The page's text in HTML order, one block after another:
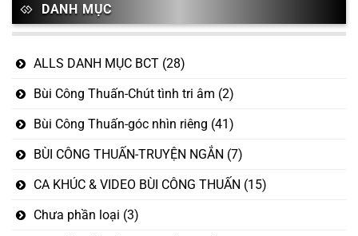
DANH MỤC
ALLS DANH MỤC BCT (28)
Bùi Công Thuấn-Chút tình tri âm (2)
Bùi Công Thuấn-góc nhìn riêng (41)
BÙI CÔNG THUẤN-TRUYỆN NGẮN (7)
CA KHÚC & VIDEO BÙI CÔNG THUẤN (15)
Chưa phần loại (3)